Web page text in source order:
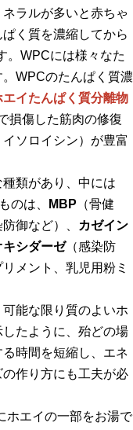
ラルが多いと赤ちゃ
く質を濃縮してから
。WPCには様々なた
WPCのたんぱく質濃
エイたんぱく質分離物
損傷した筋肉の修復
ソロイシン）が豊富
類があり、中には
のは、
MBP （骨健
御など）、
カゼイン
キシダーゼ（感染防
メント、乳児用粉ミ
能な限り質のよいホ
たように、殆どの場
時間を短縮し、エネ
作り方にも工夫が必
ホエイの一部をお湯で